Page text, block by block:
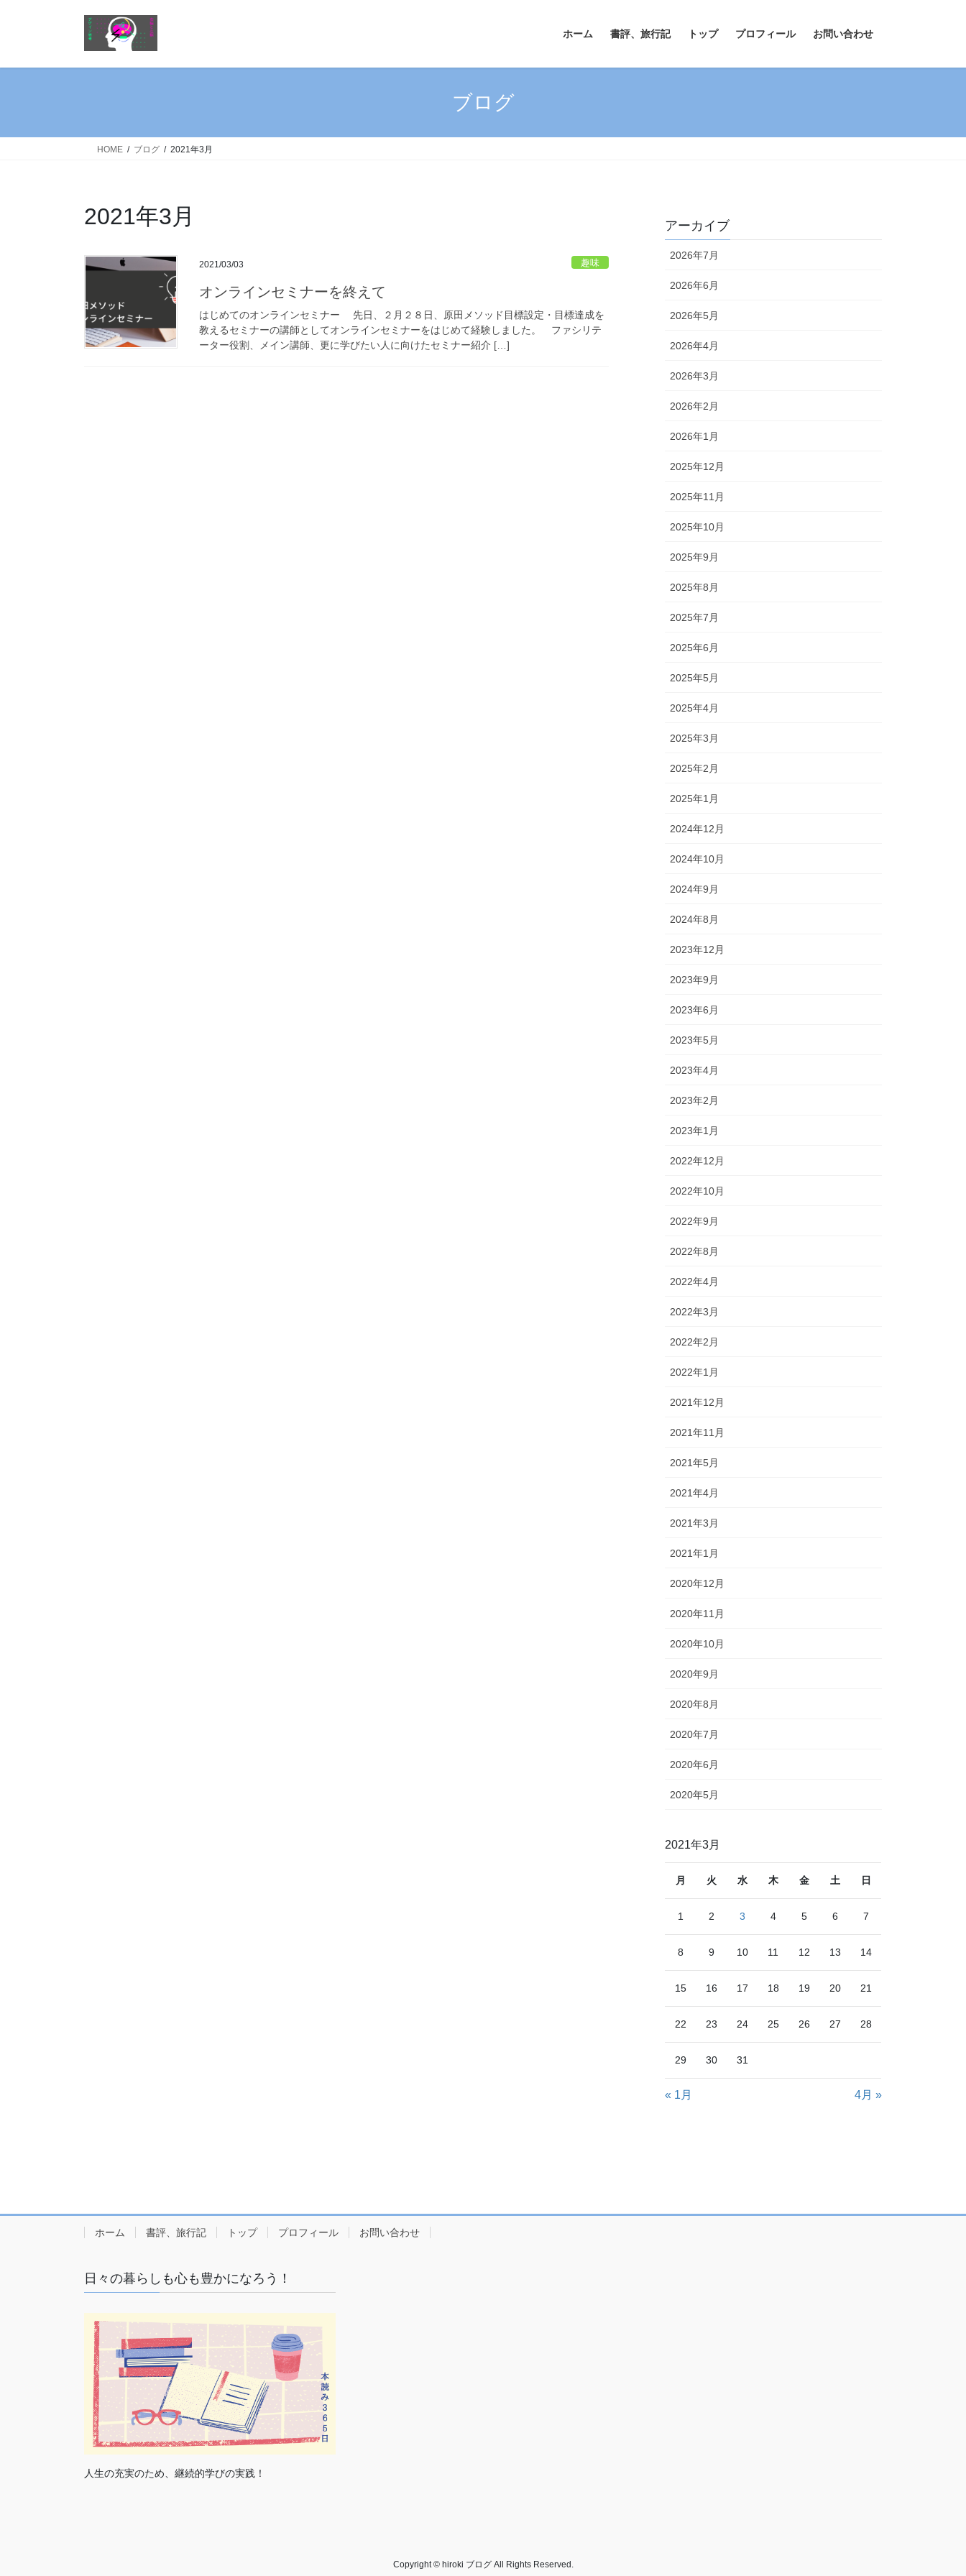
ホーム 書評、旅行記 トップ プロフィール お問い合わせ
ブログ
HOME ブログ 2021年3月
2021年3月
2021/03/03 趣味
オンラインセミナーを終えて
はじめてのオンラインセミナー 先日、２月２８日、原田メソッド目標設定・目標達成を
教えるセミナーの講師としてオンラインセミナーをはじめて経験しました。 ファシリテ
ーター役割、メイン講師、更に学びたい人に向けたセミナー紹介 […]
アーカイブ
2026年7月
2026年6月
2026年5月
2026年4月
2026年3月
2026年2月
2026年1月
2025年12月
2025年11月
2025年10月
2025年9月
2025年8月
2025年7月
2025年6月
2025年5月
2025年4月
2025年3月
2025年2月
2025年1月
2024年12月
2024年10月
2024年9月
2024年8月
2023年12月
2023年9月
2023年6月
2023年5月
2023年4月
2023年2月
2023年1月
2022年12月
2022年10月
2022年9月
2022年8月
2022年4月
2022年3月
2022年2月
2022年1月
2021年12月
2021年11月
2021年5月
2021年4月
2021年3月
2021年1月
2020年12月
2020年11月
2020年10月
2020年9月
2020年8月
2020年7月
2020年6月
2020年5月
2021年3月
月 火 水 木 金 土 日
1 2 3 4 5 6 7
8 9 10 11 12 13 14
15 16 17 18 19 20 21
22 23 24 25 26 27 28
29 30 31
« 1月 4月 »
ホーム 書評、旅行記 トップ プロフィール お問い合わせ
日々の暮らしも心も豊かになろう！
人生の充実のため、継続的学びの実践！
Copyright © hiroki ブログ All Rights Reserved.